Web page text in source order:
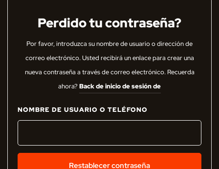
Perdido tu contraseña?
Por favor, introduzca su nombre de usuario o dirección de
correo electrónico. Usted recibirá un enlace para crear una
nueva contraseña a través de correo electrónico. Recuerda
ahora? Back de inicio de sesión de
NOMBRE DE USUARIO O TELÉFONO
Restablecer contraseña